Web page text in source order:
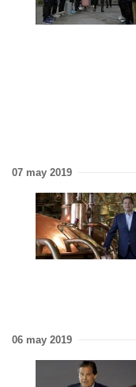
07 may 2019
06 may 2019